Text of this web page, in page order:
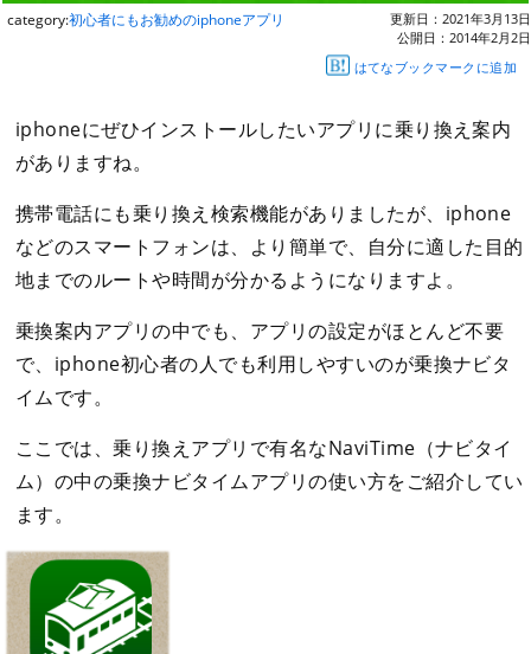
category:初心者にもお勧めのiphoneアプリ 更新日： 2021年3月13日
公開日： 2014年2月2日
はてなブックマークに追加
iphoneにぜひインストールしたいアプリに乗り換え案内
がありますね。
携帯電話にも乗り換え検索機能がありましたが、iphone
などのスマートフォンは、より簡単で、自分に適した目的
地までのルートや時間が分かるようになりますよ。
乗換案内アプリの中でも、アプリの設定がほとんど不要
で、iphone初心者の人でも利用しやすいのが乗換ナビタ
イムです。
ここでは、乗り換えアプリで有名なNaviTime（ナビタイ
ム）の中の乗換ナビタイムアプリの使い方をご紹介してい
ます。